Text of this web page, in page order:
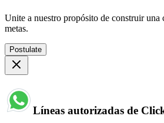
Unite a nuestro propósito de construir una
metas.
Postulate
Líneas autorizadas de